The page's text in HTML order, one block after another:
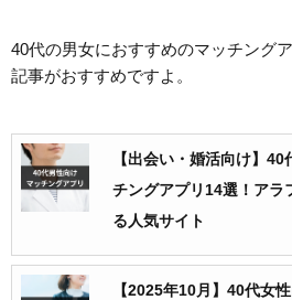
40代の男女におすすめのマッチング
記事がおすすめですよ。
【出会い・婚活向け】
チングアプリ14選！アラ
る人気サイト
【2025年10月】40代女